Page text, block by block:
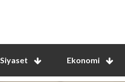
Siyaset Ekonomi